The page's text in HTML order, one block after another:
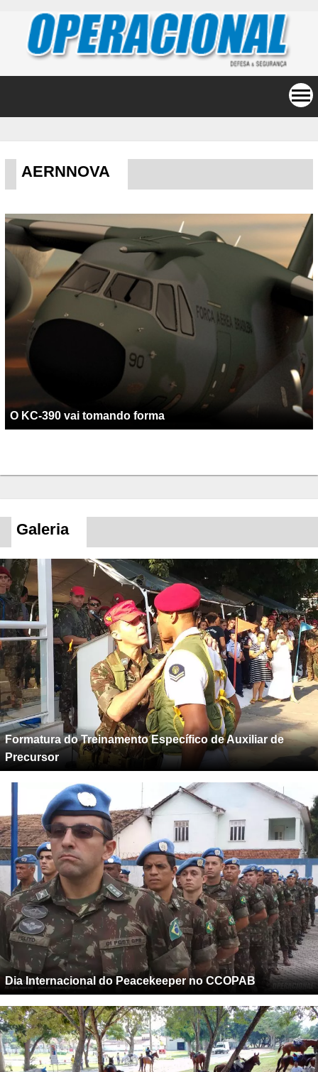
AERNNOVA
O KC-390 vai tomando forma
Galeria
Formatura do Treinamento Específico de Auxiliar de
Precursor
Dia Internacional do Peacekeeper no CCOPAB